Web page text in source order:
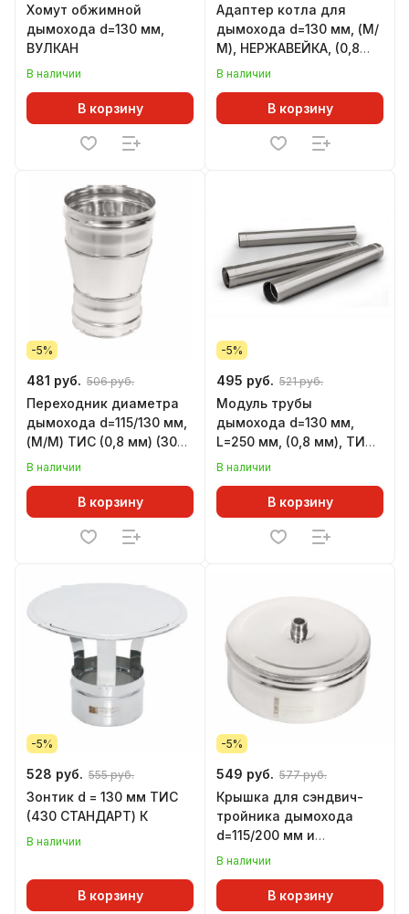
Хомут обжимной
дымохода d=130 мм,
ВУЛКАН
В наличии
В корзину
Адаптер котла для
дымохода d=130 мм, (М/
М), НЕРЖАВЕЙКА, (0,8
мм), ТИС (304
В наличии
В корзину
-5%
481 руб. 506 руб.
Переходник диаметра
дымохода d=115/130 мм,
(М/М) ТИС (0,8 мм) (304
ПРЕМИУМ)
В наличии
В корзину
-5%
495 руб. 521 руб.
Модуль трубы
дымохода d=130 мм,
L=250 мм, (0,8 мм), ТИС
(430 СТАНДАРТ)
В наличии
В корзину
-5%
528 руб. 555 руб.
Зонтик d = 130 мм ТИС
(430 СТАНДАРТ) К
В наличии
В корзину
-5%
549 руб. 577 руб.
Крышка для сэндвич-
тройника дымохода
d=115/200 мм и
d=130/200 мм, с
ТИС (430 СТАНДАРТ)
В наличии
В корзину